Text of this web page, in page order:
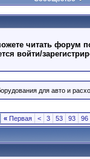
читать форум
войти/
для авто и
« Первая < 3 53 93 96